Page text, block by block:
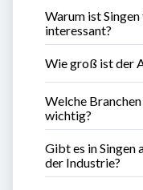
Warum ist
interessant?
Wie groß ist der
Welche
wichtig?
Gibt es in Singen
der Industrie?